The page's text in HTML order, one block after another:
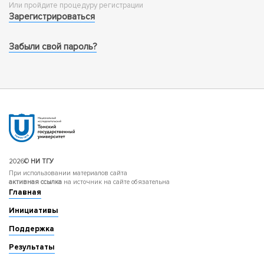
Или пройдите процедуру регистрации
Зарегистрироваться
Забыли свой пароль?
2026© НИ ТГУ
При использовании материалов сайта
активная ссылка на источник на сайте обязательна
Главная
Инициативы
Поддержка
Результаты